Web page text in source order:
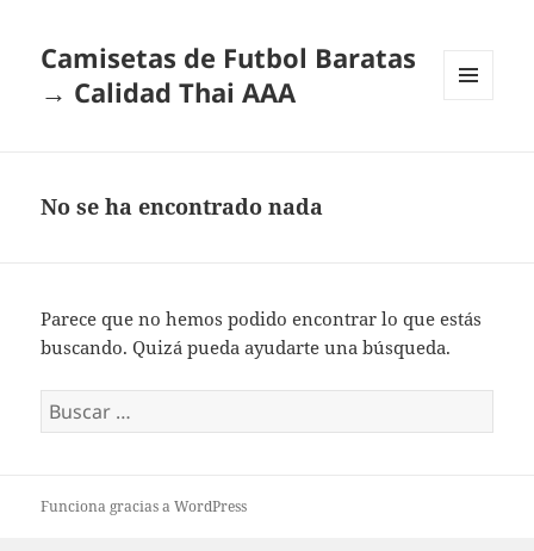
Camisetas de Futbol Baratas
→ Calidad Thai AAA
No se ha encontrado nada
Parece que no hemos podido encontrar lo que estás
buscando. Quizá pueda ayudarte una búsqueda.
Buscar:
Funciona gracias a WordPress